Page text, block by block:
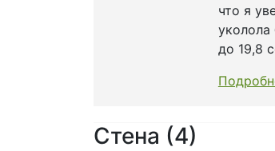
что я
уколола
до 19,8
Стена (4)